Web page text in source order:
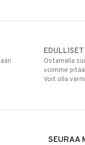
Ostamalla
voimme
Voit olla
SEURAA